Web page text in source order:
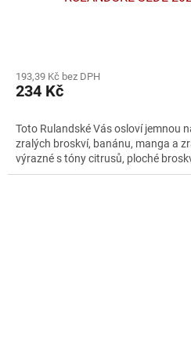
193,39 Kč bez DPH
234 Kč
Toto Rulandské Vás osloví jemnou
zralých broskví, banánu, manga a
výrazné s tóny citrusů, ploché